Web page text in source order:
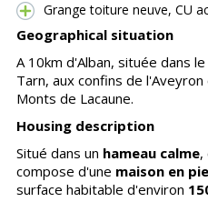
Grange toiture neuve, CU
Geographical situation
A 10km d'Alban, située dans
Tarn, aux confins de
Monts de Lacaune.
Housing description
Situé dans un hameau calme,
compose d'une maison en
surface habitable d'environ